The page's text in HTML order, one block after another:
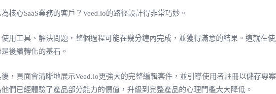
心SaaS業務的客戶？Veed.io的路徑設計得非常巧妙。
用工具、解決問題，整個過程可能在幾分鐘內完成，並獲得滿意的結果。這就在
後續轉化的基石。
，頁面會清晰地展示Veed.io更強大的完整編輯套件，並引導使用者註冊以儲存專
們已經體驗了產品部分能力的價值，升級到完整產品的心理門檻大大降低。